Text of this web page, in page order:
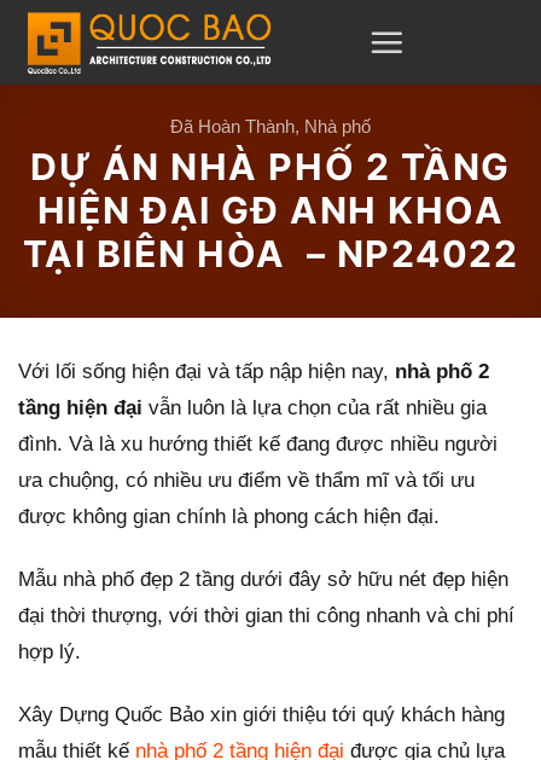
Chuyển
nội
Đã Hoàn Thành, Nhà phố
DỰ ÁN NHÀ PHỐ 2 TẦNG
HIỆN ĐẠI GĐ ANH KHOA
TẠI BIÊN HÒA – NP24022
Với lối sống hiện đại và tấp nập hiện nay, nhà phố 2
tầng hiện đại vẫn luôn là lựa chọn của rất nhiều gia
đình. Và là xu hướng thiết kế đang được nhiều người
ưa chuộng, có nhiều ưu điểm về thẩm mĩ và tối ưu
được không gian chính là phong cách hiện đại.
Mẫu nhà phố đẹp 2 tầng dưới đây sở hữu nét đẹp hiện
đại thời thượng, với thời gian thi công nhanh và chi phí
hợp lý.
Xây Dựng Quốc Bảo xin giới thiệu tới quý khách hàng
mẫu thiết kế nhà phố 2 tầng hiện đại được gia chủ lựa